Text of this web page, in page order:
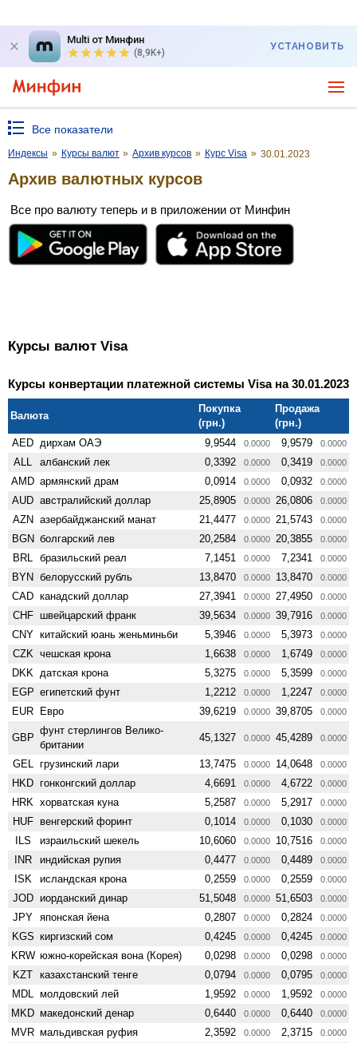
Multi от Минфин
(8,9K+)
УСТАНОВИТЬ
Все показатели
Индексы » Курсы валют » Архив курсов » Курс Visa » 30.01.2023
Архив валютных курсов
Все про валюту теперь и в приложении от Минфин
Курсы валют Visa
Курсы конвертации платежной системы Visa на 30.01.2023
Валюта
Покупка
(грн.)
Продажа
(грн.)
AED дирхам ОАЭ 9,9544 0.0000 9,9579 0.0000
ALL албанский лек 0,3392 0.0000 0,3419 0.0000
AMD армянский драм 0,0914 0.0000 0,0932 0.0000
AUD австралийский доллар 25,8905 0.0000 26,0806 0.0000
AZN азербайджанский манат 21,4477 0.0000 21,5743 0.0000
BGN болгарский лев 20,2584 0.0000 20,3855 0.0000
BRL бразильский реал 7,1451 0.0000 7,2341 0.0000
BYN белорусский рубль 13,8470 0.0000 13,8470 0.0000
CAD канадский доллар 27,3941 0.0000 27,4950 0.0000
CHF швейцарский франк 39,5634 0.0000 39,7916 0.0000
CNY китайский юань женьминьби 5,3946 0.0000 5,3973 0.0000
CZK чешская крона 1,6638 0.0000 1,6749 0.0000
DKK датская крона 5,3275 0.0000 5,3599 0.0000
EGP египетский фунт 1,2212 0.0000 1,2247 0.0000
EUR Евро 39,6219 0.0000 39,8705 0.0000
GBP
фунт стерлингов Велико­
британии
45,1327 0.0000 45,4289 0.0000
GEL грузинский лари 13,7475 0.0000 14,0648 0.0000
HKD гонконгский доллар 4,6691 0.0000 4,6722 0.0000
HRK хорватская куна 5,2587 0.0000 5,2917 0.0000
HUF венгерский форинт 0,1014 0.0000 0,1030 0.0000
ILS израильский шекель 10,6060 0.0000 10,7516 0.0000
INR индийская рупия 0,4477 0.0000 0,4489 0.0000
ISK исландская крона 0,2559 0.0000 0,2559 0.0000
JOD иорданский динар 51,5048 0.0000 51,6503 0.0000
JPY японская йена 0,2807 0.0000 0,2824 0.0000
KGS киргизский сом 0,4245 0.0000 0,4245 0.0000
KRW южно-корейская вона (Корея) 0,0298 0.0000 0,0298 0.0000
KZT казахстанский тенге 0,0794 0.0000 0,0795 0.0000
MDL молдовский лей 1,9592 0.0000 1,9592 0.0000
MKD македонский денар 0,6440 0.0000 0,6440 0.0000
MVR мальдивская руфия 2,3592 0.0000 2,3715 0.0000